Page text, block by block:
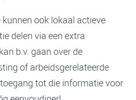
ook lokaal actieve
delen via een extra
b.v. gaan over de
of arbeidsgerelateerde
tot die informatie voor